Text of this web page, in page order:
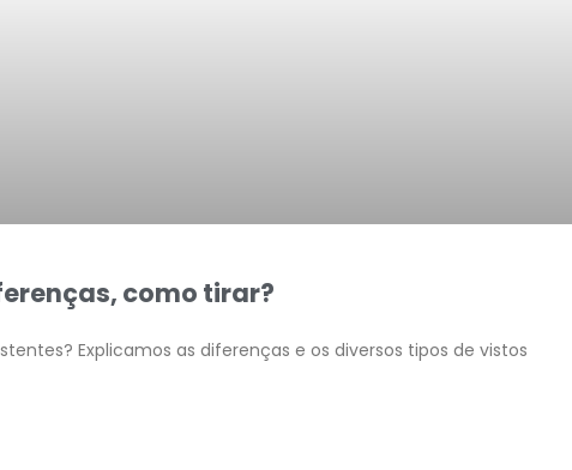
como tirar?
Explicamos as diferenças e os diversos tipos de vistos